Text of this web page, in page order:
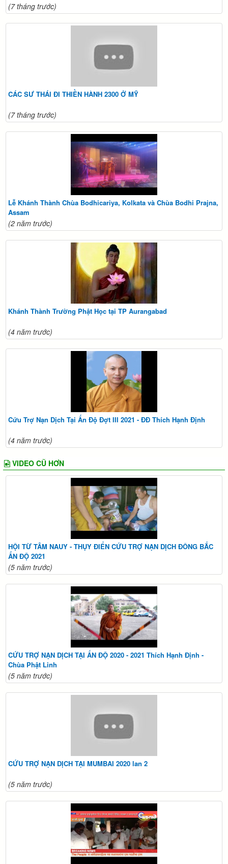
(7 tháng trước)
CÁC SƯ THÁI ĐI THIỀN HÀNH 2300 Ở MỸ
(7 tháng trước)
Lễ Khánh Thành Chùa Bodhicariya, Kolkata và Chùa Bodhi Prajna,
Assam
(2 năm trước)
Khánh Thành Trường Phật Học tại TP Aurangabad
(4 năm trước)
Cứu Trợ Nạn Dịch Tại Ấn Độ Đợt III 2021 - ĐĐ Thích Hạnh Định
(4 năm trước)
VIDEO CŨ HƠN
HỘI TỪ TÂM NAUY - THỤY ĐIỂN CỨU TRỢ NẠN DỊCH ĐÔNG BẮC
ẤN ĐỘ 2021
(5 năm trước)
CỨU TRỢ NẠN DỊCH TẠI ẤN ĐỘ 2020 - 2021 Thích Hạnh Định -
Chùa Phật Linh
(5 năm trước)
CỨU TRỢ NẠN DỊCH TẠI MUMBAI 2020 lan 2
(5 năm trước)